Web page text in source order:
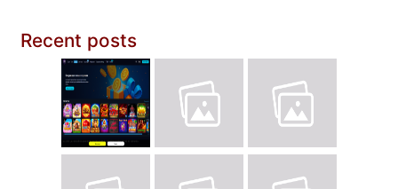
Recent posts